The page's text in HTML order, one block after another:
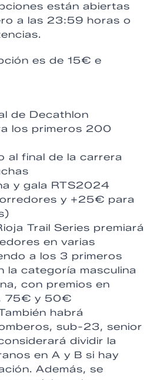
están abiertas
a las 23:59 horas o
es de 15€ e
de Decathlon
los primeros 200
al final de la carrera
y gala RTS2024
y +25€ para
Trail Series premiará
en varias
a los 3 primeros
la categoría masculina
con premios en
75€ y 50€
habrá
sub-23, senior
dividir la
en A y B si hay
Además, se